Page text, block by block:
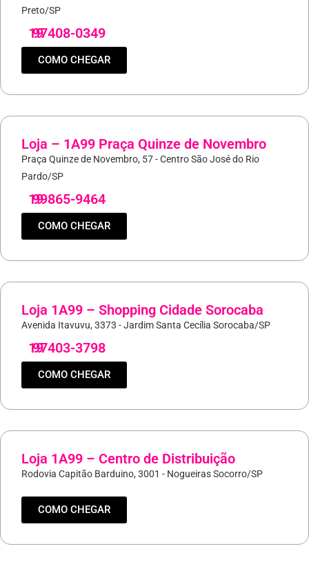
Preto/SP
19
97408-0349
COMO CHEGAR
Loja – 1A99 Praça Quinze de Novembro
Praça Quinze de Novembro, 57 - Centro São José do Rio
Pardo/SP
19
99865-9464
COMO CHEGAR
Loja 1A99 – Shopping Cidade Sorocaba
Avenida Itavuvu, 3373 - Jardim Santa Cecília Sorocaba/SP
19
97403-3798
COMO CHEGAR
Loja 1A99 – Centro de Distribuição
Rodovia Capitão Barduino, 3001 - Nogueiras Socorro/SP
COMO CHEGAR